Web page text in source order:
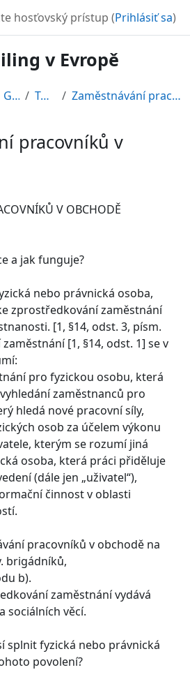
hosťovský prístup (Prihlásiť sa)
v Evropě
GRE08 Topic 10 Zaměstnávání pracovníků v obchodě
pracovníků v
V OBCHODĚ
a jak funguje?
nebo právnická osoba,
zprostředkování zaměstnání
[1, §14, odst. 3, písm.
[1, §14, odst. 1] se v
pro fyzickou osobu, která
zaměstnanců pro
hledá nové pracovní síly,
osob za účelem výkonu
kterým se rozumí jiná
osoba, která práci přiděluje
(dále jen „uživatel“),
činnost v oblasti
pracovníků v obchodě na
brigádníků,
b).
zaměstnání vydává
sociálních věcí.
splnit fyzická nebo právnická
povolení?